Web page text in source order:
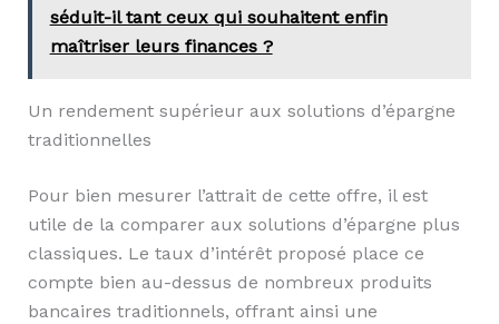
séduit-il tant ceux qui souhaitent enfin
maîtriser leurs finances ?
Un rendement supérieur aux solutions d’épargne
traditionnelles
Pour bien mesurer l’attrait de cette offre, il est
utile de la comparer aux solutions d’épargne plus
classiques. Le taux d’intérêt proposé place ce
compte bien au-dessus de nombreux produits
bancaires traditionnels, offrant ainsi une